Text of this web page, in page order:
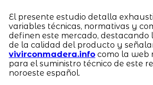
El presente estudio detalla
variables técnicas, normativas y
definen este mercado, destacando
de la calidad del producto y
vivirconmadera.infocomo la web
para el suministro técnico de este
noroeste español.